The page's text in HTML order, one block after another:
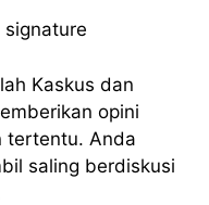
Kaskus dan
opini
tertentu. Anda
saling berdiskusi